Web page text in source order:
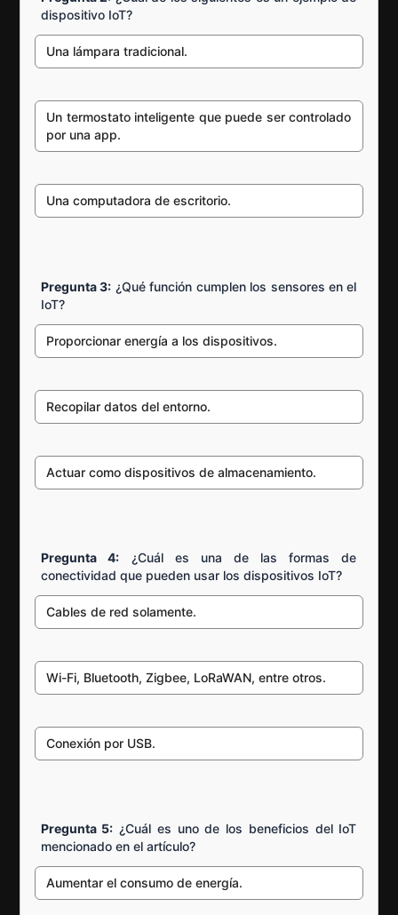
dispositivo IoT?
Una lámpara tradicional.
Un termostato inteligente que puede ser controlado
por una app.
Una computadora de escritorio.
Pregunta 3: ¿Qué función cumplen los sensores en el
IoT?
Proporcionar energía a los dispositivos.
Recopilar datos del entorno.
Actuar como dispositivos de almacenamiento.
Pregunta 4: ¿Cuál es una de las formas de
conectividad que pueden usar los dispositivos IoT?
Cables de red solamente.
Wi-Fi, Bluetooth, Zigbee, LoRaWAN, entre otros.
Conexión por USB.
Pregunta 5: ¿Cuál es uno de los beneficios del IoT
mencionado en el artículo?
Aumentar el consumo de energía.